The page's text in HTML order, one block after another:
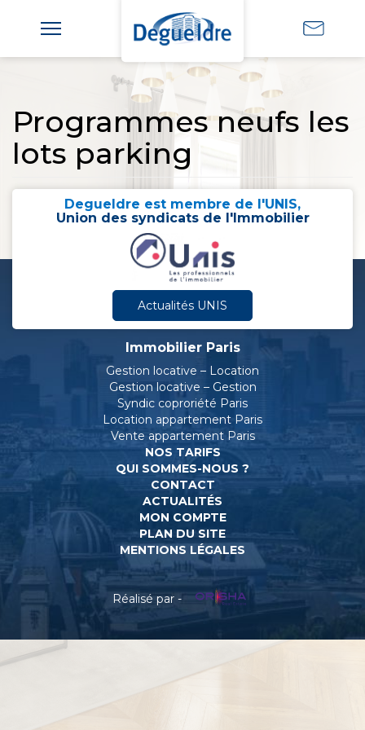
Programmes neufs les
lots parking
Degueldre est membre de l'UNIS,
Union des syndicats de l'Immobilier
Actualités UNIS
Immobilier Paris
Gestion locative – Location
Gestion locative – Gestion
Syndic coproriété Paris
Location appartement Paris
Vente appartement Paris
NOS TARIFS
QUI SOMMES-NOUS ?
CONTACT
ACTUALITÉS
MON COMPTE
PLAN DU SITE
MENTIONS LÉGALES
Réalisé par -